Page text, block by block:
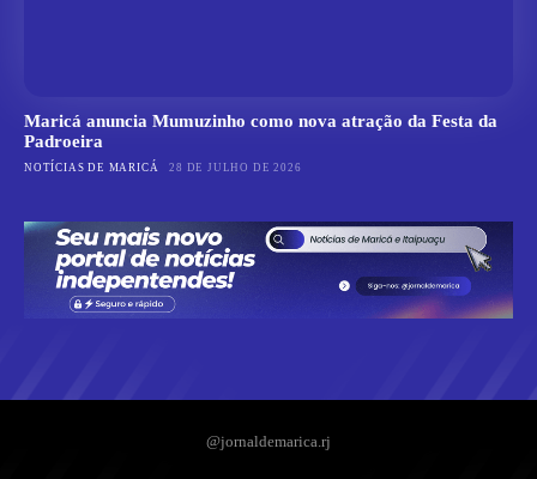
Maricá anuncia Mumuzinho como nova atração da Festa da
Padroeira
NOTÍCIAS DE MARICÁ 28 DE JULHO DE 2026
@jornaldemarica.rj